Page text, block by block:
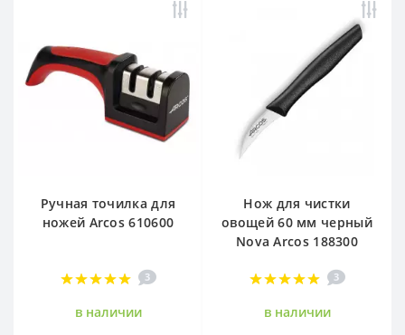
Ручная точилка для
ножей Arcos 610600
3
в наличии
Нож для чистки
овощей 60 мм черный
Nova Arcos 188300
3
в наличии